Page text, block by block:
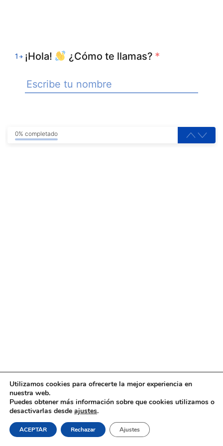
1 ¡Hola! ¿Cómo te llamas? *
0% completado
Utilizamos cookies para ofrecerte la mejor experiencia en
nuestra web.
Puedes obtener más información sobre que cookies utilizamos o
desactivarlas desde ajustes.
ACEPTAR Rechazar Ajustes